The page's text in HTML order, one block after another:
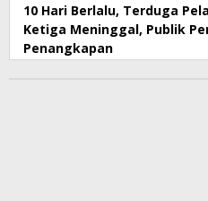
10 Hari Berlalu, Terduga
Ketiga Meninggal, Publik
Penangkapan